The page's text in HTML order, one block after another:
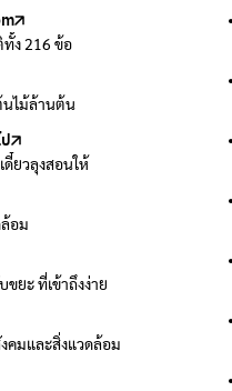
ทั้ง 216 ข้อ
นไม้ล้านต้น
ดี๋ยวลุงสอนให้
อม
ขยะ ที่เข้าถึงง่าย
คมและสิ่งแวดล้อม
งสแกนบาร์โค้ดสินค้า
รียนรู้
ลาสติกชีวภาพหลังการกินดื่ม
อม
ป็นชุดพนักงานกวาดถนน
กรุงเทพมหานคร
อค่าฝุ่นสูง
พมหานคร
เสริมอนุรักษ์พลังงาน กทม.
ภายในปี 2030
Center
งเมือง
รีเอเตอร์
งแวดล้อมในสังคม
การแจ้งเตือนภัยพิบัติ
Play
รียนรู้ธรรมชาติผ่านการเล่น